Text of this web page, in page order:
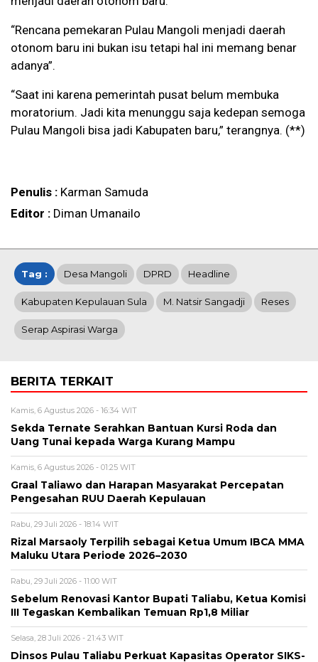
“Rencana pemekaran Pulau Mangoli menjadi daerah
otonom baru ini bukan isu tetapi hal ini memang benar
adanya”.
“Saat ini karena pemerintah pusat belum membuka
moratorium. Jadi kita menunggu saja kedepan semoga
Pulau Mangoli bisa jadi Kabupaten baru,” terangnya. (**)
Penulis : Karman Samuda
Editor : Diman Umanailo
Tag : Desa Mangoli DPRD Headline
Kabupaten Kepulauan Sula M. Natsir Sangadji Reses
Serap Aspirasi Warga
BERITA TERKAIT
Kamis, 6 Agustus 2026 - 16:34 WIT
Sekda Ternate Serahkan Bantuan Kursi Roda dan
Uang Tunai kepada Warga Kurang Mampu
Kamis, 6 Agustus 2026 - 01:25 WIT
Graal Taliawo dan Harapan Masyarakat Percepatan
Pengesahan RUU Daerah Kepulauan
Rabu, 29 Juli 2026 - 18:14 WIT
Rizal Marsaoly Terpilih sebagai Ketua Umum IBCA MMA
Maluku Utara Periode 2026–2030
Rabu, 29 Juli 2026 - 11:00 WIT
Sebelum Renovasi Kantor Bupati Taliabu, Ketua Komisi
III Tegaskan Kembalikan Temuan Rp1,8 Miliar
Selasa, 28 Juli 2026 - 21:43 WIT
Dinsos Pulau Taliabu Perkuat Kapasitas Operator SIKS-